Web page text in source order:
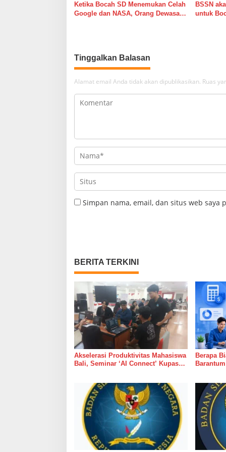
Ketika Bocah SD Menemukan Celah
Google dan NASA, Orang Dewasa
BSSN
untuk
Tinggalkan Balasan
Alamat email Anda tidak akan dipublikasikan. Ruas
Simpan nama, email, dan situs web
BERITA TERKINI
Akselerasi Produktivitas Mahasiswa
Bali, Seminar ‘AI Connect’ Kupas
Berapa